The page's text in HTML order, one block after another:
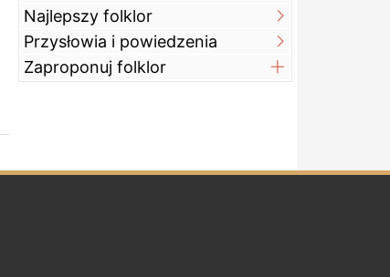
Najlepszy folklor
Przysłowia i powiedzenia
Zaproponuj folklor